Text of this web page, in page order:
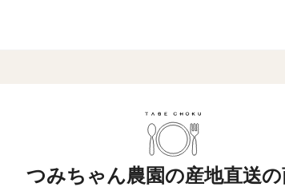
つみちゃん農園の産地直送